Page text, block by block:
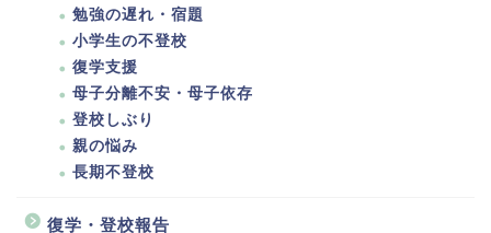
勉強の遅れ・宿題
小学生の不登校
復学支援
母子分離不安・母子依存
登校しぶり
親の悩み
長期不登校
復学・登校報告